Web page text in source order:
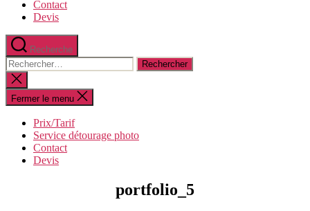
Contact
Devis
Recherche
Rechercher :
Fermer
la
recherche
Fermer le menu
Prix/Tarif
Service détourage photo
Contact
Devis
portfolio_5